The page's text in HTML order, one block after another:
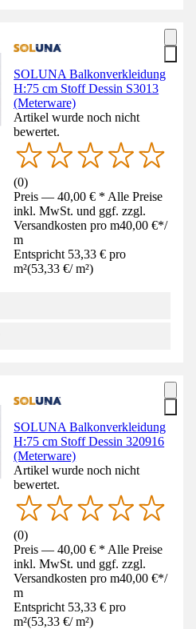
SOLUNA Balkonverkleidung
H:75 cm Stoff Dessin S3013
(Meterware)
Artikel wurde noch nicht
bewertet.
(0)
Preis — 40,00 € * Alle Preise
inkl. MwSt. und ggf. zzgl.
Versandkosten pro m40,00 €*/
m
Entspricht 53,33 € pro
m²(53,33 €/ m²)
SOLUNA Balkonverkleidung
H:75 cm Stoff Dessin 320916
(Meterware)
Artikel wurde noch nicht
bewertet.
(0)
Preis — 40,00 € * Alle Preise
inkl. MwSt. und ggf. zzgl.
Versandkosten pro m40,00 €*/
m
Entspricht 53,33 € pro
m²(53,33 €/ m²)